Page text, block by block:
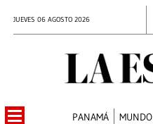
JUEVES 06 AGOSTO 2026
PANAMÁ MUNDO